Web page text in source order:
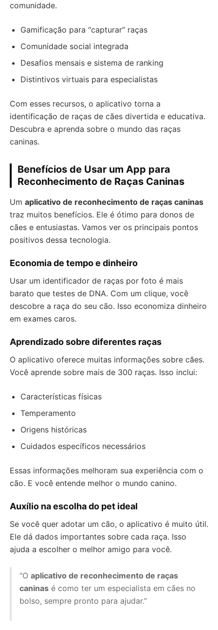
comunidade.
Gamificação para “capturar” raças
Comunidade social integrada
Desafios mensais e sistema de ranking
Distintivos virtuais para especialistas
Com esses recursos, o aplicativo torna a
identificação de raças de cães divertida e educativa.
Descubra e aprenda sobre o mundo das raças
caninas.
Benefícios de Usar um App para
Reconhecimento de Raças Caninas
Um aplicativo de reconhecimento de raças caninas
traz muitos benefícios. Ele é ótimo para donos de
cães e entusiastas. Vamos ver os principais pontos
positivos dessa tecnologia.
Economia de tempo e dinheiro
Usar um identificador de raças por foto é mais
barato que testes de DNA. Com um clique, você
descobre a raça do seu cão. Isso economiza dinheiro
em exames caros.
Aprendizado sobre diferentes raças
O aplicativo oferece muitas informações sobre cães.
Você aprende sobre mais de 300 raças. Isso inclui:
Características físicas
Temperamento
Origens históricas
Cuidados específicos necessários
Essas informações melhoram sua experiência com o
cão. E você entende melhor o mundo canino.
Auxílio na escolha do pet ideal
Se você quer adotar um cão, o aplicativo é muito útil.
Ele dá dados importantes sobre cada raça. Isso
ajuda a escolher o melhor amigo para você.
“O aplicativo de reconhecimento de raças
caninas é como ter um especialista em cães no
bolso, sempre pronto para ajudar.”